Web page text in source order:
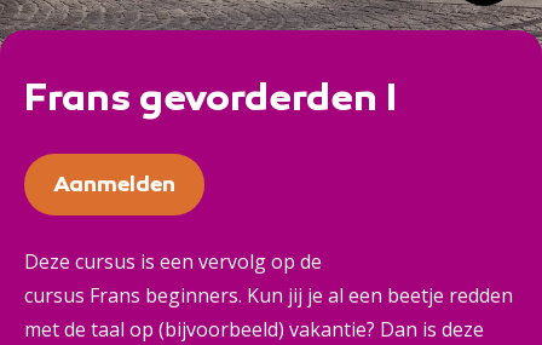
Frans gevorderden I
Aanmelden
Deze cursus is een vervolg op de
cursus Frans beginners. Kun jij je al een beetje redden
met de taal op (bijvoorbeeld) vakantie? Dan is deze